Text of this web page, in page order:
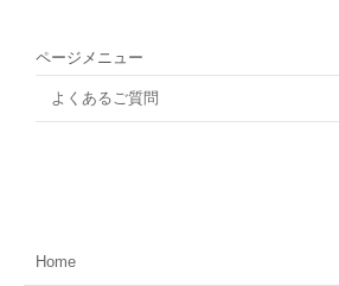
ページメニュー
よくあるご質問
Home